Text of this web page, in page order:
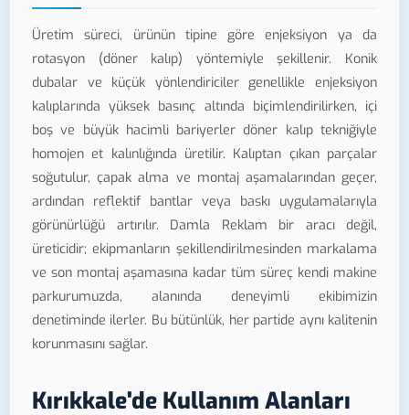
Üretim süreci, ürünün tipine göre enjeksiyon ya da
rotasyon (döner kalıp) yöntemiyle şekillenir. Konik
dubalar ve küçük yönlendiriciler genellikle enjeksiyon
kalıplarında yüksek basınç altında biçimlendirilirken, içi
boş ve büyük hacimli bariyerler döner kalıp tekniğiyle
homojen et kalınlığında üretilir. Kalıptan çıkan parçalar
soğutulur, çapak alma ve montaj aşamalarından geçer,
ardından reflektif bantlar veya baskı uygulamalarıyla
görünürlüğü artırılır. Damla Reklam bir aracı değil,
üreticidir; ekipmanların şekillendirilmesinden markalama
ve son montaj aşamasına kadar tüm süreç kendi makine
parkurumuzda, alanında deneyimli ekibimizin
denetiminde ilerler. Bu bütünlük, her partide aynı kalitenin
korunmasını sağlar.
Kırıkkale'de Kullanım Alanları